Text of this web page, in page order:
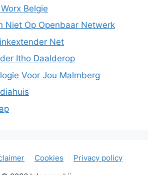
Belgie
Niet Op Openbaar Netwerk
Net
Itho Daalderop
Voor Jou Malmberg
Cookies
Privacy policy